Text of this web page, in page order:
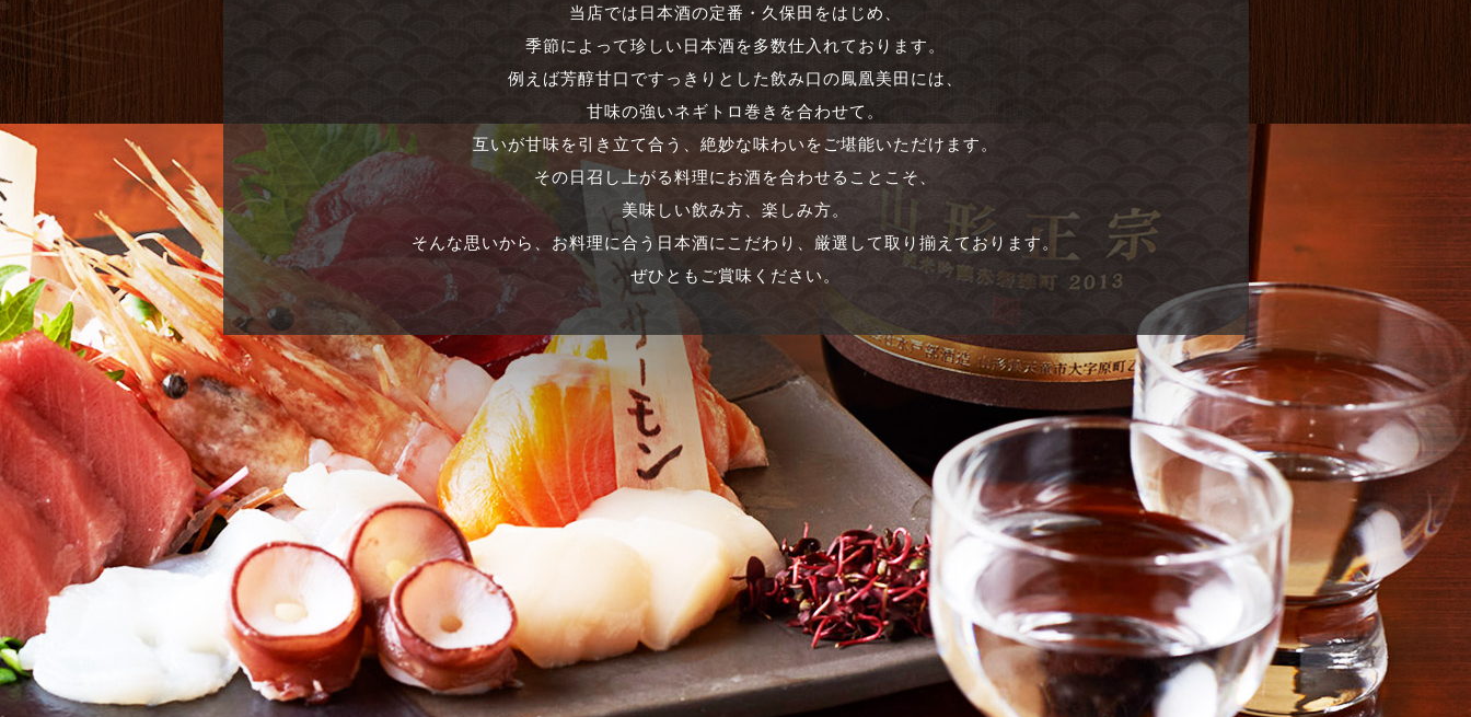
当店では日本酒の定番・久保田をはじめ、
季節によって珍しい日本酒を多数仕入れております。
例えば芳醇甘口ですっきりとした飲み口の鳳凰美田には、
甘味の強いネギトロ巻きを合わせて。
互いが甘味を引き立て合う、絶妙な味わいをご堪能いただけます。
その日召し上がる料理にお酒を合わせることこそ、
美味しい飲み方、楽しみ方。
そんな思いから、お料理に合う日本酒にこだわり、厳選して取り揃えております。
ぜひともご賞味ください。